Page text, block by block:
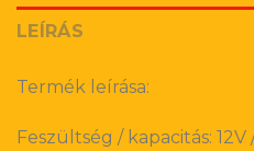
LEÍRÁS
Termék leírása:
Feszültség / kapacitás: 12V